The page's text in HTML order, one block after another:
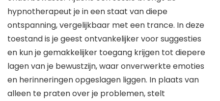
hypnotherapeut je in een staat van diepe
ontspanning, vergelijkbaar met een trance. In deze
toestand is je geest ontvankelijker voor suggesties
en kun je gemakkelijker toegang krijgen tot diepere
lagen van je bewustzijn, waar onverwerkte emoties
en herinneringen opgeslagen liggen. In plaats van
alleen te praten over je problemen, stelt